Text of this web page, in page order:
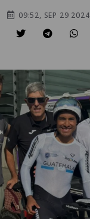
09:52, SEP 29 2024